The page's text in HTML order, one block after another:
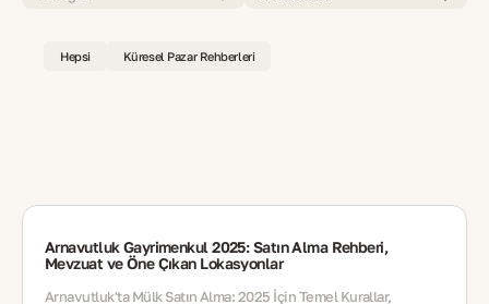
Hepsi Küresel Pazar Rehberleri
Arnavutluk Gayrimenkul 2025: Satın Alma Rehberi,
Mevzuat ve Öne Çıkan Lokasyonlar
Arnavutluk'ta Mülk Satın Alma: 2025 İçin Temel Kurallar,